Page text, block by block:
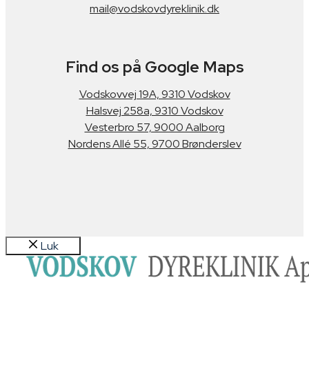
mail@vodskovdyreklinik.dk
Find os på Google Maps
Vodskovvej 19A, 9310 Vodskov
Halsvej 258a, 9310 Vodskov
​​Vesterbro 57, 9000 Aalborg
Nordens Allé 55, 9700 Brønderslev
Luk